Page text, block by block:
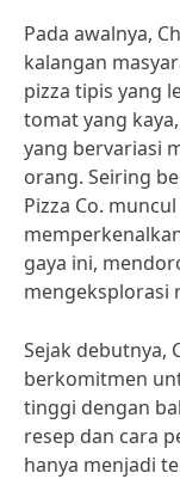
Pada awalnya,
kalangan
pizza tipis yang
tomat yang
yang bervariasi
orang. Seiring
Pizza Co.
gaya ini,
mengeksplorasi
Sejak debutnya,
berkomitmen
tinggi dengan
resep dan cara
hanya menjadi